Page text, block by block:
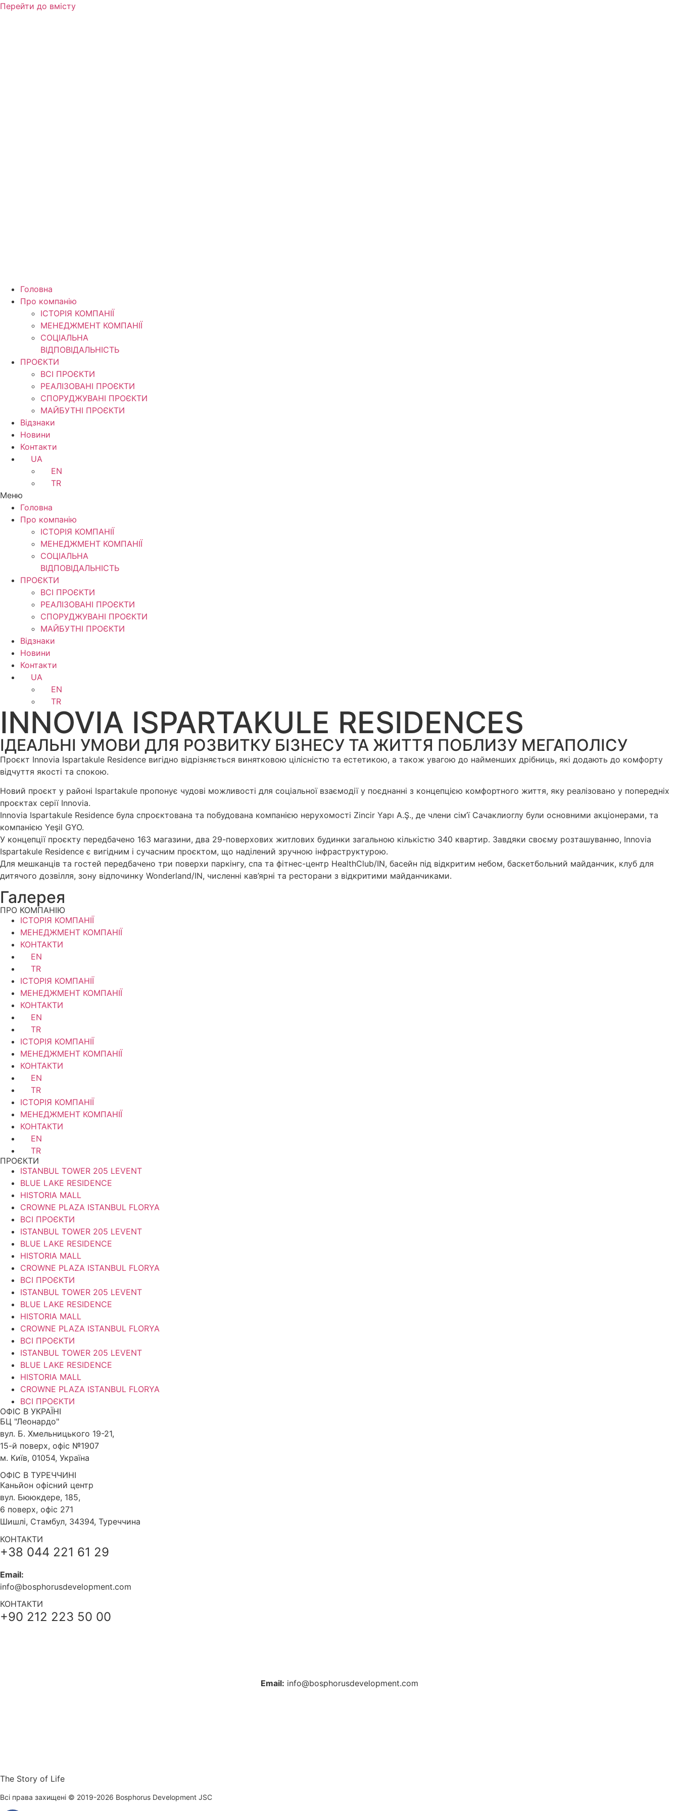
Перейти до вмісту
Головна
Про компанію
ІСТОРІЯ КОМПАНІЇ
МЕНЕДЖМЕНТ КОМПАНІЇ
CОЦІАЛЬНА
ВІДПОВІДАЛЬНІСТЬ
ПРОЄКТИ
ВСІ ПРОЄКТИ
РЕАЛІЗОВАНІ ПРОЄКТИ
СПОРУДЖУВАНІ ПРОЄКТИ
МАЙБУТНІ ПРОЄКТИ
Відзнаки
Новини
Контакти
UA
EN
TR
Меню
Головна
Про компанію
ІСТОРІЯ КОМПАНІЇ
МЕНЕДЖМЕНТ КОМПАНІЇ
CОЦІАЛЬНА
ВІДПОВІДАЛЬНІСТЬ
ПРОЄКТИ
ВСІ ПРОЄКТИ
РЕАЛІЗОВАНІ ПРОЄКТИ
СПОРУДЖУВАНІ ПРОЄКТИ
МАЙБУТНІ ПРОЄКТИ
Відзнаки
Новини
Контакти
UA
EN
TR
INNOVIA ISPARTAKULE RESIDENCES
ІДЕАЛЬНІ УМОВИ ДЛЯ РОЗВИТКУ БІЗНЕСУ ТА ЖИТТЯ ПОБЛИЗУ МЕГАПОЛІСУ
Проєкт Innovia Ispartakule Residence вигідно відрізняється винятковою цілісністю та естетикою, а також увагою до найменших дрібниць, які додають до комфорту
відчуття якості та спокою.
Новий проєкт у районі Ispartakule пропонує чудові можливості для соціальної взаємодії у поєднанні з концепцією комфортного життя, яку реалізовано у попередніх
проєктах серії Innovia.
Innovia Ispartakule Residence була спроєктована та побудована компанією нерухомості Zincir Yapı A.Ş., де члени сім’ї Сачаклиоглу були основними акціонерами, та
компанією Yeşil GYO.
У концепції проєкту передбачено 163 магазини, два 29-поверхових житлових будинки загальною кількістю 340 квартир. Завдяки своєму розташуванню, Innovia
Ispartakule Residence є вигідним і сучасним проєктом, що наділений зручною інфраструктурою.
Для мешканців та гостей передбачено три поверхи паркінгу, спа та фітнес-центр HealthClub/IN, басейн під відкритим небом, баскетбольний майданчик, клуб для
дитячого дозвілля, зону відпочинку Wonderland/IN, численні кав’ярні та ресторани з відкритими майданчиками.
Галерея
ПРО КОМПАНІЮ
ІСТОРІЯ КОМПАНІЇ
МЕНЕДЖМЕНТ КОМПАНІЇ
КОНТАКТИ
EN
TR
ІСТОРІЯ КОМПАНІЇ
МЕНЕДЖМЕНТ КОМПАНІЇ
КОНТАКТИ
EN
TR
ІСТОРІЯ КОМПАНІЇ
МЕНЕДЖМЕНТ КОМПАНІЇ
КОНТАКТИ
EN
TR
ІСТОРІЯ КОМПАНІЇ
МЕНЕДЖМЕНТ КОМПАНІЇ
КОНТАКТИ
EN
TR
ПРОЄКТИ
ISTANBUL TOWER 205 LEVENT
BLUE LAKE RESIDENCE
HISTORIA MALL
CROWNE PLAZA ISTANBUL FLORYA
ВСІ ПРОЄКТИ
ISTANBUL TOWER 205 LEVENT
BLUE LAKE RESIDENCE
HISTORIA MALL
CROWNE PLAZA ISTANBUL FLORYA
ВСІ ПРОЄКТИ
ISTANBUL TOWER 205 LEVENT
BLUE LAKE RESIDENCE
HISTORIA MALL
CROWNE PLAZA ISTANBUL FLORYA
ВСІ ПРОЄКТИ
ISTANBUL TOWER 205 LEVENT
BLUE LAKE RESIDENCE
HISTORIA MALL
CROWNE PLAZA ISTANBUL FLORYA
ВСІ ПРОЄКТИ
ОФІС В УКРАЇНІ
БЦ "Леонардо"
вул. Б. Хмельницького 19-21,
15-й поверх, офіс №1907
м. Київ, 01054, Україна
ОФІС В ТУРЕЧЧИНІ
Каньйон офісний центр
вул. Бююкдере, 185,
6 поверх, офіс 271
Шишлі, Стамбул, 34394, Туреччина
КОНТАКТИ
+38 044 221 61 29
Email:
info@bosphorusdevelopment.com
КОНТАКТИ
+90 212 223 50 00
Email: info@bosphorusdevelopment.com
The Story of Life
Всі права захищені © 2019-2026 Bosphorus Development JSC